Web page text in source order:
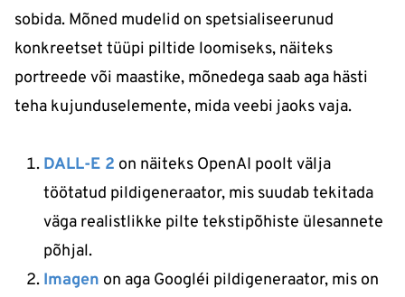
sobida. Mõned mudelid on spetsialiseerunud
konkreetset tüüpi piltide loomiseks, näiteks
portreede või maastike, mõnedega saab aga hästi
teha kujunduselemente, mida veebi jaoks vaja.
DALL-E 2 on näiteks OpenAI poolt välja
töötatud pildigeneraator, mis suudab tekitada
väga realistlikke pilte tekstipõhiste ülesannete
põhjal.
Imagen on aga Google´i pildigeneraator, mis on